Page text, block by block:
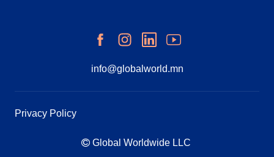
info@globalworld.mn
Privacy Policy
Global Worldwide LLC